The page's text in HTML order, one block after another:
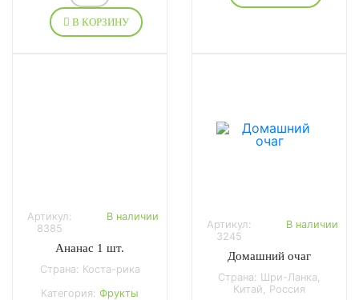
В КОРЗИНУ
Артикул:
8385
В наличии
Ананас 1 шт.
Страна: Коста-рика
Категория: Фрукты
Артикул:
3245
В наличии
Домашний очаг
Страна: Шри-Ланка,
Китай, Россия